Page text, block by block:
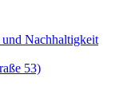
Nachhaltigkeit
53)